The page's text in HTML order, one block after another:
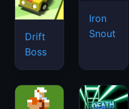
Drift
Boss
Iron
Snout